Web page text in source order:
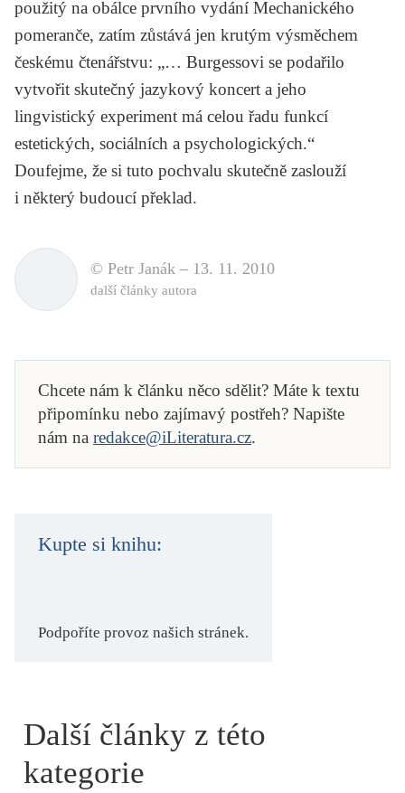
použitý na obálce prvního vydání Mechanického
pomeranče, zatím zůstává jen krutým výsměchem
českému čtenářstvu: „… Burgessovi se podařilo
vytvořit skutečný jazykový koncert a jeho
lingvistický experiment má celou řadu funkcí
estetických, sociálních a psychologických.“
Doufejme, že si tuto pochvalu skutečně zaslouží
i některý budoucí překlad.
© Petr Janák – 13. 11. 2010
další články autora
Chcete nám k článku něco sdělit? Máte k textu
připomínku nebo zajímavý postřeh? Napište
nám na redakce@iLiteratura.cz.
Kupte si knihu:
Podpoříte provoz našich stránek.
Další články z této
kategorie